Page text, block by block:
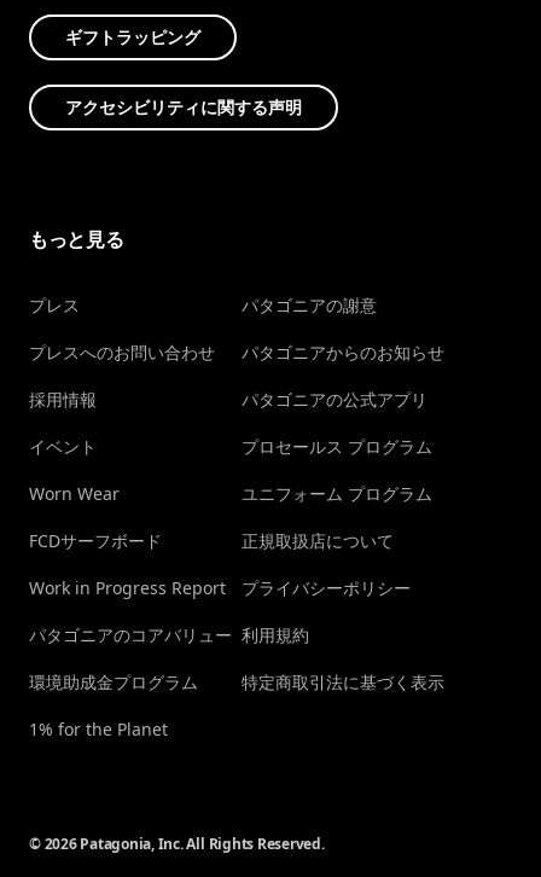
ギフトラッピング
アクセシビリティに関する声明
もっと見る
プレス
プレスへのお問い合わせ
採用情報
イベント
Worn Wear
FCDサーフボード
Work in Progress Report
パタゴニアのコアバリュー
環境助成金プログラム
1% for the Planet
パタゴニアの謝意
パタゴニアからのお知らせ
パタゴニアの公式アプリ
プロセールス プログラム
ユニフォーム プログラム
正規取扱店について
プライバシーポリシー
利用規約
特定商取引法に基づく表示
© 2026 Patagonia, Inc. All Rights Reserved.